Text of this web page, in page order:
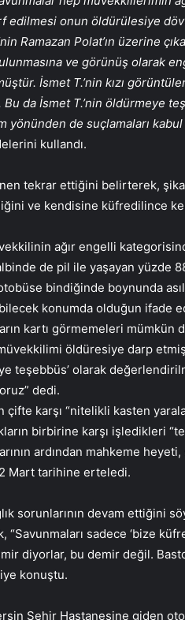
onun öldürülesiye
Ramazan Polat’ın üzerine
ve görünüş olarak
İsmet T.’nin kızı
da İsmet T.’nin öldürmeye
yönünden de suçlamaları
kullandı.
tekrar ettiğini belirterek,
ve kendisine küfredilince
ağır engelli
de pil ile yaşayan yüzde
bindiğinde boynunda
konumda olduğun ifade
kartı görmemeleri mümkün
öldüresiye darp
teşebbüs’ olarak
dedi.
çifte karşı “nitelikli kasten
birbirine karşı işledikleri
ardından mahkeme heyeti,
Mart tarihine erteledi.
sorunlarının devam ettiğini
“Savunmaları sadece ‘bize
diyorlar, bu demir değil.
konuştu.
Şehir Hastanesine giden